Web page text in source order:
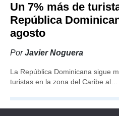
Un 7% más de
República
agosto
PorJavier Noguera
La República Dominicana sigue
turistas en la zona del Caribe al…